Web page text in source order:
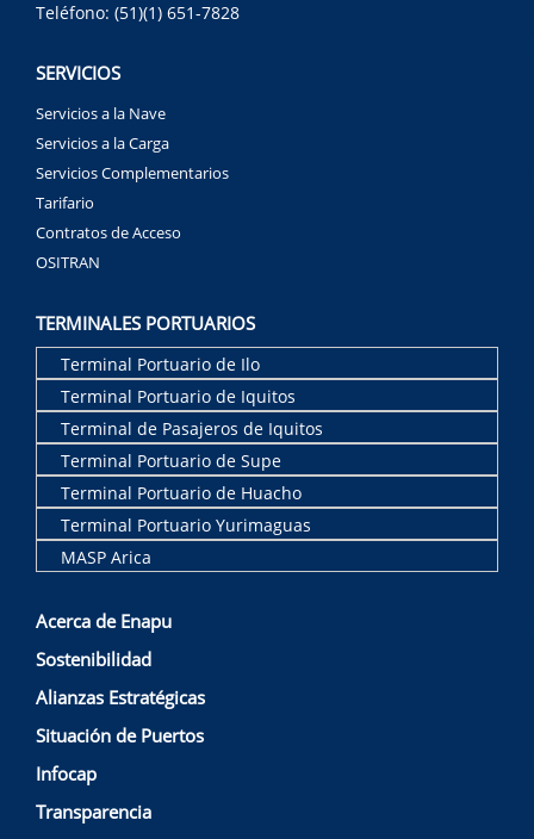
Teléfono: (51)(1) 651-7828
SERVICIOS
Servicios a la Nave
Servicios a la Carga
Servicios Complementarios
Tarifario
Contratos de Acceso
OSITRAN
TERMINALES PORTUARIOS
Terminal Portuario de Ilo
Terminal Portuario de Iquitos
Terminal de Pasajeros de Iquitos
Terminal Portuario de Supe
Terminal Portuario de Huacho
Terminal Portuario Yurimaguas
MASP Arica
Acerca de Enapu
Sostenibilidad
Alianzas Estratégicas
Situación de Puertos
Infocap
Transparencia